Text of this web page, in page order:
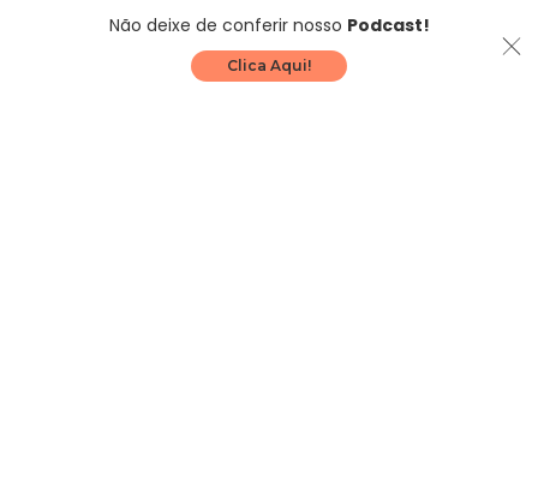
Não deixe de conferir nosso Podcast!
Clica Aqui!